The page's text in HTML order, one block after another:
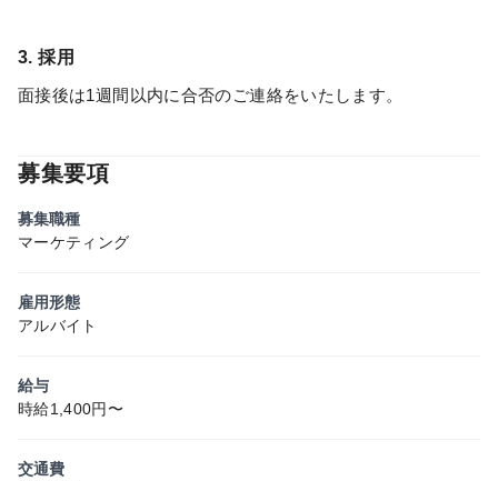
3. 採用
面接後は1週間以内に合否のご連絡をいたします。
募集要項
募集職種
マーケティング
雇用形態
アルバイト
給与
時給1,400円〜
交通費